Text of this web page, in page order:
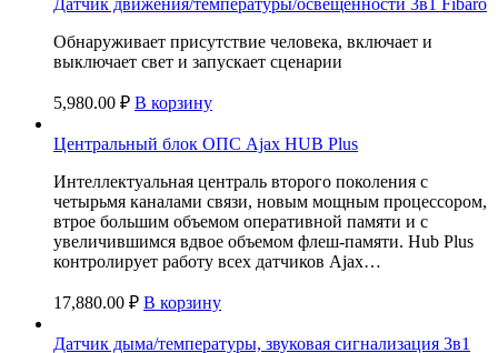
Датчик движения/температуры/освещенности 3в1 Fibaro
Обнаруживает присутствие человека, включает и
выключает свет и запускает сценарии
5,980.00 ₽ В корзину
Центральный блок ОПС Ajax HUB Plus
Интеллектуальная централь второго поколения с
четырьмя каналами связи, новым мощным процессором,
втрое большим объемом оперативной памяти и с
увеличившимся вдвое объемом флеш-памяти. Hub Plus
контролирует работу всех датчиков Ajax…
17,880.00 ₽ В корзину
Датчик дыма/температуры, звуковая сигнализация 3в1